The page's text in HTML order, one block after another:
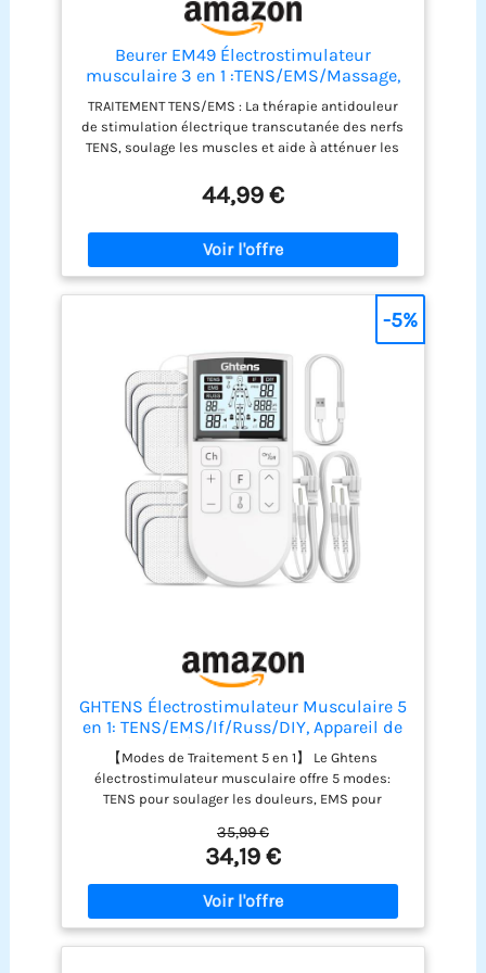
Beurer EM49 Électrostimulateur
musculaire 3 en 1 :TENS/EMS/Massage,
thérapie anti-douleur TENS, stimulation
électrique des muscles EMS, 4électrodes,
Noir réutilisables incluses, facile à
emporter
TRAITEMENT TENS/EMS : La thérapie antidouleur
de stimulation électrique transcutanée des nerfs
TENS, soulage les muscles et aide à atténuer les
idéale pour la régénération, la récupération et le
renforcement musculaire 64 APPLICATIONS
PROGRAMMÉES : Sélectionnez le programme qui
s'adapte à vos besoins. Pour maintenir une bonne
condition physique, détendre et revitaliser les
muscles et améliorer votre bien-être 6
individuellement pour mieux adapter la séance à
vos nécessités spécifiques 4 ÉLECTRODES
INCLUSES : La méthode non invasive envoie de
légères pulsations électriques à travers la peau
grâce aux électrodes de surface réutilisables
FACILE À EMPORTER : L’appareil est parfait pour la
maison mais aussi pour être emporté partout
avec vous. La taille compacte du EM 49 vous
permettra de l’utiliser où que vous soyez
44,99 €
GHTENS Électrostimulateur Musculaire 5
en 1: TENS/EMS/If/Russ/DIY, Appareil de
Stimulation Électrique Rechargeable, 80
Programmes, 2 Canaux, 8 Électrodes
(Blanc)
【Modes de Traitement 5 en 1】 Le Ghtens
électrostimulateur musculaire offre 5 modes:
TENS pour soulager les douleurs, EMS pour
muscles, IF pour les douleurs chroniques et DIY
pour un traitement personnalisé. Efficace contre
les douleurs du dos, menstruelles, tennis elbow,
canal carpien, arthrite, genoux, épaules, jambes
et pieds. Soulagement précis, durable et sans
médicament 【80 Programmes, 16 Niveaux
35,99 €
34,19 €
-5%